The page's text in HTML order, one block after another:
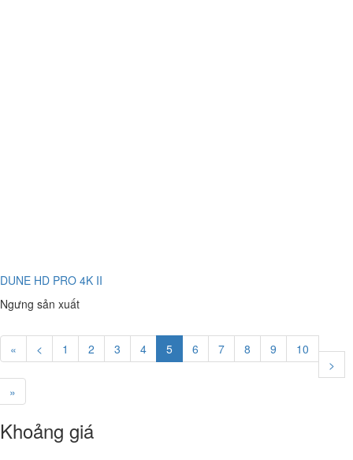
DUNE HD PRO 4K II
Ngưng sản xuất
« < 1 2 3 4 5 6 7 8 9
10
>
»
Khoảng giá